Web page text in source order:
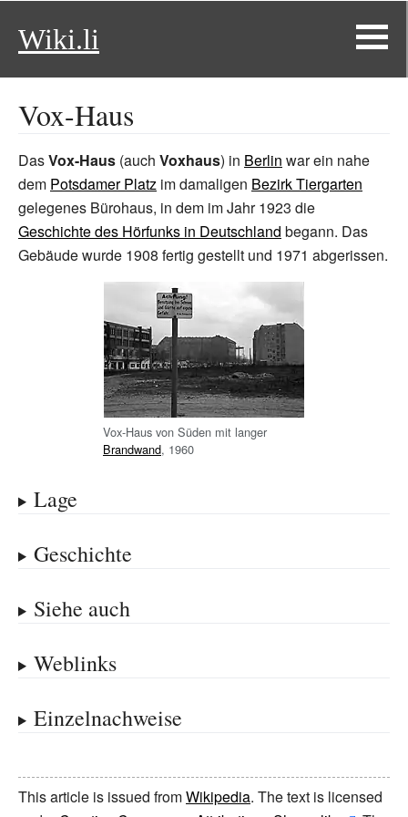
Wiki.li
Vox-Haus
DasVox-Haus (auch Voxhaus) in Berlin war ein nahe
dem Potsdamer Platz im damaligen Bezirk Tiergarten
gelegenes Bürohaus, in dem im Jahr 1923 die
Geschichte des Hörfunks in Deutschland begann. Das
Gebäude wurde 1908 fertig gestellt und 1971 abgerissen.
Vox-Haus von Süden mit langer
Brandwand, 1960
Lage
Geschichte
Siehe auch
Weblinks
Einzelnachweise
This article is issued fromWikipedia. The text is licensed